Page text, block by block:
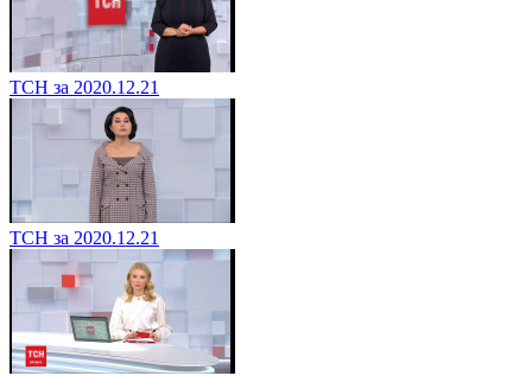
ТСН за 2020.12.21
ТСН за 2020.12.21